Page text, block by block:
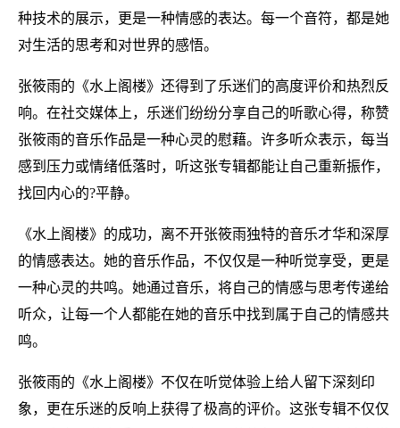
种技术的展示，更是一种情感的表达。每一个音符，都是她
对生活的思考和对世界的感悟。
张筱雨的《水上阁楼》还得到了乐迷们的高度评价和热烈反
响。在社交媒体上，乐迷们纷纷分享自己的听歌心得，称赞
张筱雨的音乐作品是一种心灵的慰藉。许多听众表示，每当
感到压力或情绪低落时，听这张专辑都能让自己重新振作，
找回内心的?平静。
《水上阁楼》的成功，离不开张筱雨独特的音乐才华和深厚
的情感表达。她的音乐作品，不仅仅是一种听觉享受，更是
一种心灵的共鸣。她通过音乐，将自己的情感与思考传递给
听众，让每一个人都能在她的音乐中找到属于自己的情感共
鸣。
张筱雨的《水上阁楼》不仅在听觉体验上给人留下深刻印
象，更在乐迷的反响上获得了极高的评价。这张专辑不仅仅